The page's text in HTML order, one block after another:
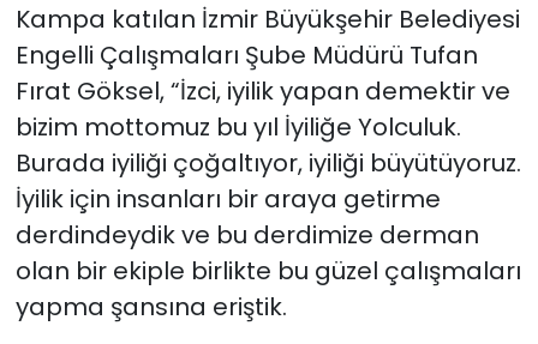
Kampa katılan İzmir Büyükşehir Belediyesi
Engelli Çalışmaları Şube Müdürü Tufan
Fırat Göksel, “İzci, iyilik yapan demektir ve
bizim mottomuz bu yıl İyiliğe Yolculuk.
Burada iyiliği çoğaltıyor, iyiliği büyütüyoruz.
İyilik için insanları bir araya getirme
derdindeydik ve bu derdimize derman
olan bir ekiple birlikte bu güzel çalışmaları
yapma şansına eriştik.